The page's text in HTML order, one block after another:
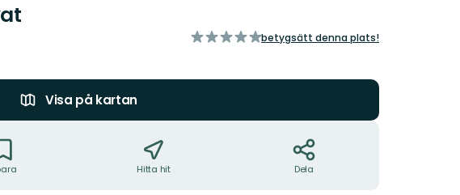
av
betygsätt denna plats!
Visa på kartan
Hitta hit Dela